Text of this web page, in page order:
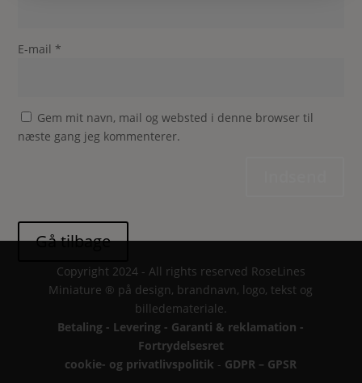
E-mail *
Gem mit navn, mail og websted i denne browser til
næste gang jeg kommenterer.
Copyright 2024 - All rights reserved RoseLines
Miniature ® på design, brandnavn, logo, tekst og
billedemateriale.
Betaling - Levering - Garanti & reklamation -
Fortrydelsesret
cookie- og privatlivspolitik - GDPR – GPSR